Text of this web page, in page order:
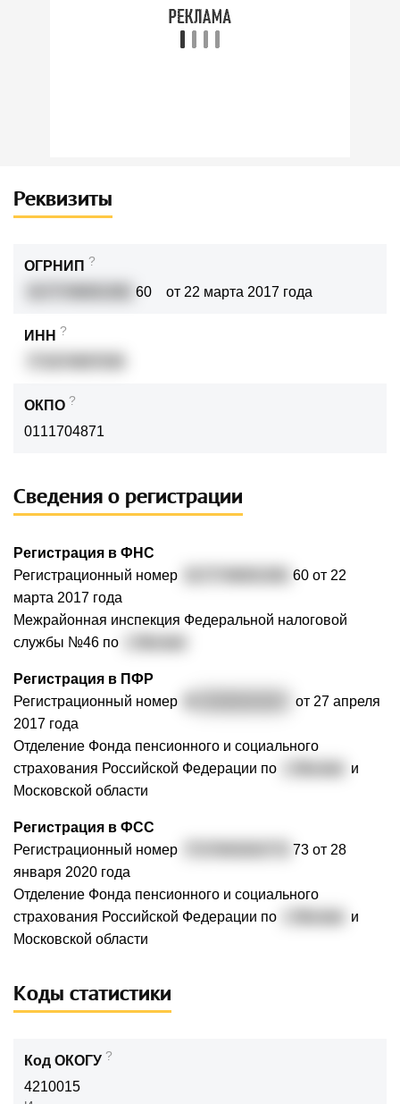
Реквизиты
ОГРНИП ?
60 от 22 марта 2017 года
ИНН ?
ОКПО ?
0111704871
Сведения о регистрации
Регистрация в ФНС
Регистрационный номер
60 от 22
марта 2017 года
Межрайонная инспекция Федеральной налоговой
службы №46 по
Регистрация в ПФР
Регистрационный номер
от 27 апреля
2017 года
Отделение Фонда пенсионного и социального
страхования Российской Федерации по
и
Московской области
Регистрация в ФСС
Регистрационный номер
73 от 28
января 2020 года
Отделение Фонда пенсионного и социального
страхования Российской Федерации по
и
Московской области
Коды статистики
Код ОКОГУ ?
4210015